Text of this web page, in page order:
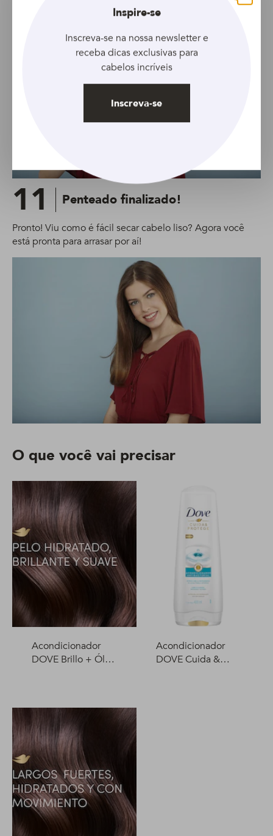
11 Penteado finalizado!
Pronto! Viu como é fácil secar cabelo liso? Agora você
está pronta para arrasar por aí!
O que você vai precisar
Acondicionador
DOVE Brillo + Óleo
Acondicionador
DOVE Cuida &
Fechar
Inspire-se
Inscreva-se na nossa newsletter e
receba dicas exclusivas para
cabelos incríveis
Inscreva-se